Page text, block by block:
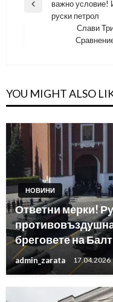
Previous
важно условие!
руски петрол
Слави
YOU MIGHT ALSO
НОВИНИ
Ответни мерки!
бреговете на
admin_zarata 17.04.2026